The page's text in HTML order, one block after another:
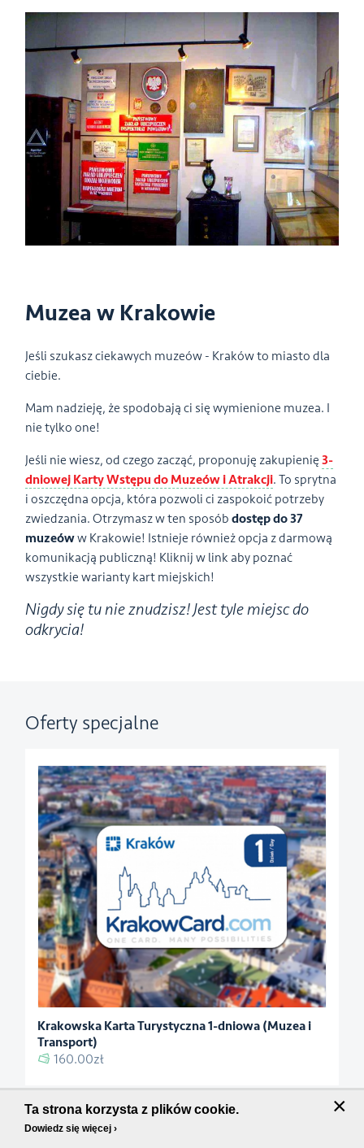
Muzea w Krakowie
Jeśli szukasz ciekawych muzeów - Kraków to miasto dla
ciebie.
Mam nadzieję, że spodobają ci się wymienione muzea. I
nie tylko one!
Jeśli nie wiesz, od czego zacząć, proponuję zakupienię3-
dniowej Karty Wstępu do Muzeów i Atrakcji. To sprytna
i oszczędna opcja, która pozwoli ci zaspokoić potrzeby
zwiedzania. Otrzymasz w ten sposóbdostęp do 37
muzeóww Krakowie! Istnieje również opcja z darmową
komunikacją publiczną! Kliknij w link aby poznać
wszystkie warianty kart miejskich!
Nigdy się tu nie znudzisz! Jest tyle miejsc do
odkrycia!
Oferty specjalne
Krakowska Karta Turystyczna 1-dniowa (Muzea i
Transport)
160.00zł
Ta strona korzysta z plików cookie.
Dowiedz się więcej ›
×